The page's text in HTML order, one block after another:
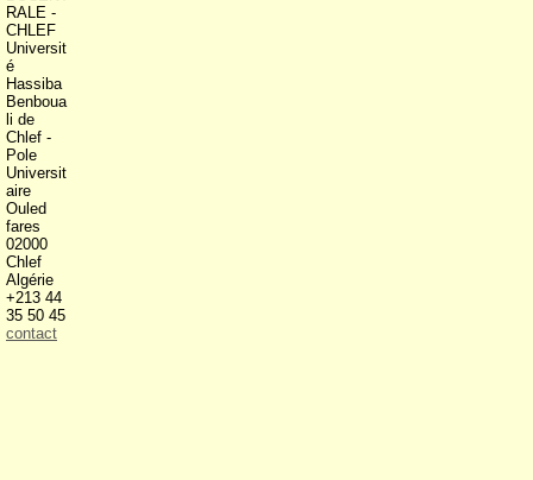
RALE -
CHLEF
Universit
é
Hassiba
Benboua
li de
Chlef -
Pole
Universit
aire
Ouled
fares
02000
Chlef
Algérie
+213 44
35 50 45
contact